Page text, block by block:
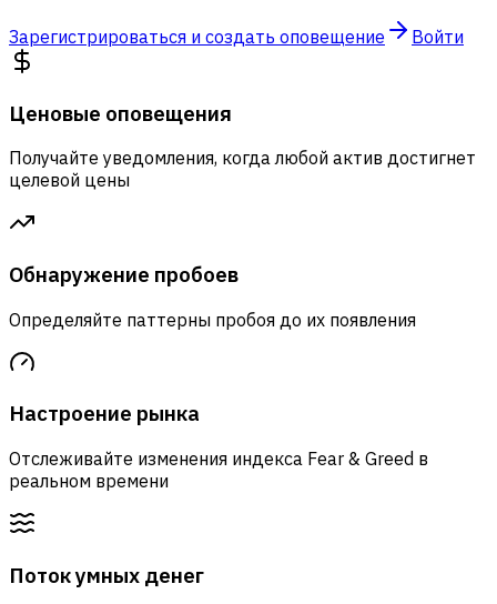
Зарегистрироваться и создать оповещение Войти
Ценовые оповещения
Получайте уведомления, когда любой актив достигнет
целевой цены
Обнаружение пробоев
Определяйте паттерны пробоя до их появления
Настроение рынка
Отслеживайте изменения индекса Fear & Greed в
реальном времени
Поток умных денег